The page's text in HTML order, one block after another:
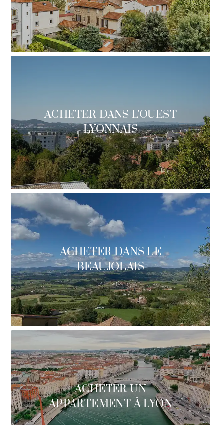
ACHETER DANS L'OUEST
LYONNAIS
ACHETER DANS LE
BEAUJOLAIS
ACHETER UN
APPARTEMENT À LYON